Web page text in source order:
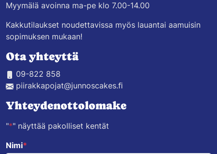
Myymälä avoinna ma-pe klo 7.00-14.00
Kakkutilaukset noudettavissa myös lauantai aamuisin
sopimuksen mukaan!
Ota yhteyttä
09-822 858
piirakkapojat@junnoscakes.ﬁ
Yhteydenottolomake
"*" näyttää pakolliset kentät
Nimi*